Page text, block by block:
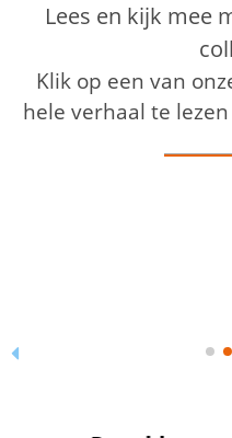
Lees en kijk mee
Klik op een van
hele verhaal te
Sjef’s succesverhaal bij
voorbeeld hoe je je